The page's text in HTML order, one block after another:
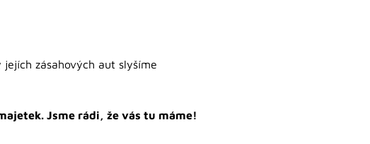
jejích zásahových aut slyšíme
Jsme rádi, že vás tu máme!